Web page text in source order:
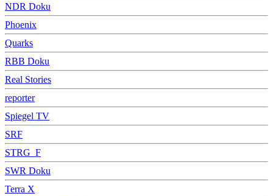
NDR Doku
Phoenix
Quarks
RBB Doku
Real Stories
reporter
Spiegel TV
SRF
STRG_F
SWR Doku
Terra X